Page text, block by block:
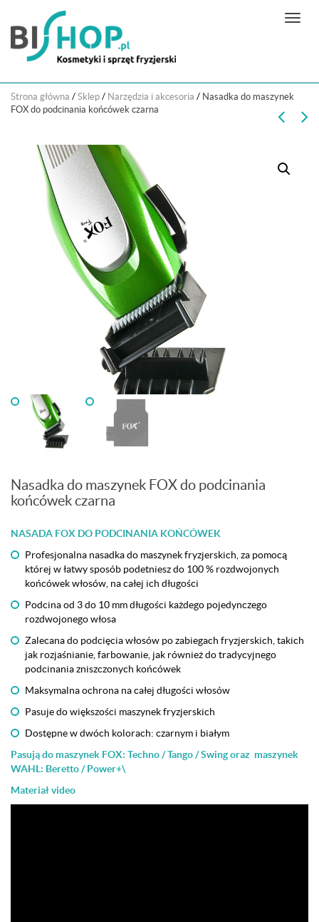
N
g
a
Strona główna / Sklep / Narzędzia i akcesoria / Nasadka do maszynek
FOX do podcinania końcówek czarna
Nasadka do maszynek FOX do podcinania
końcówek czarna
NASADA FOX DO PODCINANIA KOŃCÓWEK
Profesjonalna nasadka do maszynek fryzjerskich, za pomocą
której w łatwy sposób podetniesz do 100 % rozdwojonych
końcówek włosów, na całej ich długości
Podcina od 3 do 10 mm długości każdego pojedynczego
rozdwojonego włosa
Zalecana do podcięcia włosów po zabiegach fryzjerskich, takich
jak rozjaśnianie, farbowanie, jak również do tradycyjnego
podcinania zniszczonych końcówek
Maksymalna ochrona na całej długości włosów
Pasuje do większości maszynek fryzjerskich
Dostępne w dwóch kolorach: czarnym i białym
Pasują do maszynek FOX: Techno / Tango / Swing oraz maszynek
WAHL: Beretto / Power+\
Materiał video